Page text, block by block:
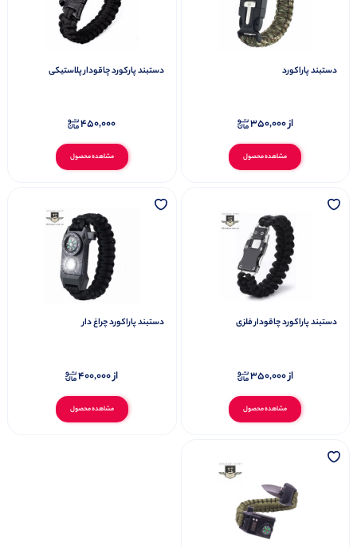
دستبند پاراکورد
مشاهده محصول
از350,000
دستبند پارکورد چاقودار پلاستیکی
مشاهده محصول
450,000
دستبند پاراکورد چاقودار فلزی
مشاهده محصول
از350,000
دستبند پاراکورد چراغ دار
مشاهده محصول
از400,000